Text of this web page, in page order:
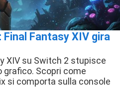
Final Fantasy XIV gira
XIV su Switch 2 stupisce
Scopri come
si comporta sulla console